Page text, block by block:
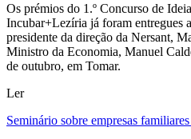
Os prémios do 1.º Concurso de
Incubar+Lezíria já foram entregues
presidente da direção da Nersant,
Ministro da Economia, Manuel
de outubro, em Tomar.
Ler
Seminário sobre empresas